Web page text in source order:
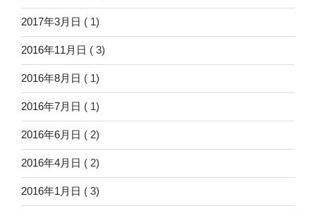
2017年3月日 ( 1)
2016年11月日 ( 3)
2016年8月日 ( 1)
2016年7月日 ( 1)
2016年6月日 ( 2)
2016年4月日 ( 2)
2016年1月日 ( 3)